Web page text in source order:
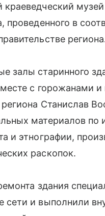
краеведческий
проведенного в
залы старинного
с горожанами и
Станислав
материалов по
и этнографии,
раскопок.
здания
сети и выполнили